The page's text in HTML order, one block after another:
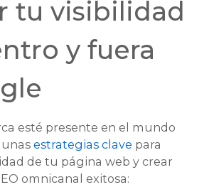
tu visibilidad
y fuera
esté presente en el mundo
estrategias clave para
de tu página web y crear
omnicanal exitosa: